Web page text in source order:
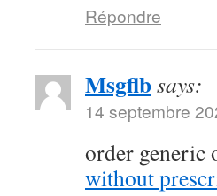
Répondre
Msgflbsays:
14 septembre
order generic
without